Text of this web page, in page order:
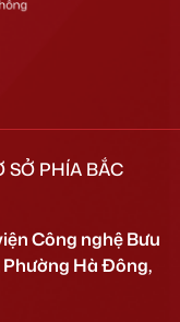
SỞ PHÍA BẮC
Công nghệ Bưu
Phường Hà Đông,